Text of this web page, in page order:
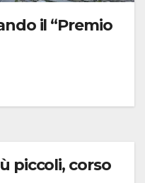
il “Premio
piccoli, corso